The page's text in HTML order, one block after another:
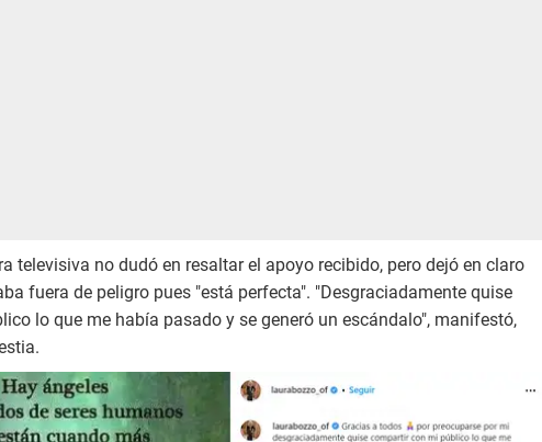
televisiva no dudó en resaltar el apoyo recibido, pero dejó en claro
fuera de peligro pues "está perfecta". "Desgraciadamente quise
lo que me había pasado y se generó un escándalo", manifestó,